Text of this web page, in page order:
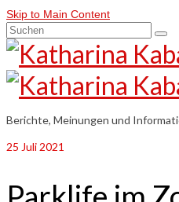
Skip to Main Content
Suchen
nach:
Berichte, Meinungen und
25 Juli 2021